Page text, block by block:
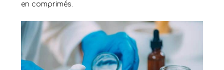
en comprimés.